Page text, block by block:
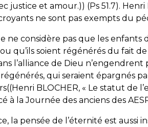
justice et amour.)) (Ps 51.7).
ne sont pas exempts du
ne considère pas que les
qu’ils soient régénérés du fait
l’alliance de Dieu n’engendrent
qui seraient épargnés
BLOCHER, « Le statut de
à la Journée des anciens des
la pensée de l’éternité est aussi